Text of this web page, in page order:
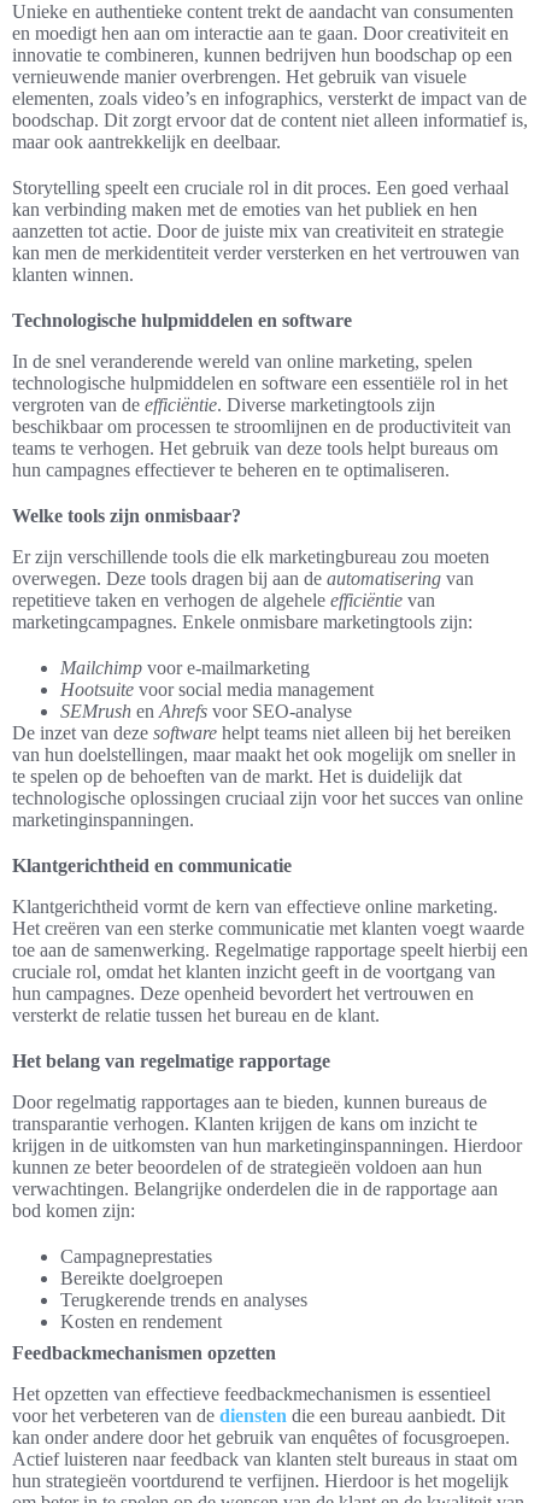
Unieke en authentieke content trekt de aandacht van consumenten
en moedigt hen aan om interactie aan te gaan. Door creativiteit en
innovatie te combineren, kunnen bedrijven hun boodschap op een
vernieuwende manier overbrengen. Het gebruik van visuele
elementen, zoals video’s en infographics, versterkt de impact van de
boodschap. Dit zorgt ervoor dat de content niet alleen informatief is,
maar ook aantrekkelijk en deelbaar.
Storytelling speelt een cruciale rol in dit proces. Een goed verhaal
kan verbinding maken met de emoties van het publiek en hen
aanzetten tot actie. Door de juiste mix van creativiteit en strategie
kan men de merkidentiteit verder versterken en het vertrouwen van
klanten winnen.
Technologische hulpmiddelen en software
In de snel veranderende wereld van online marketing, spelen
technologische hulpmiddelen en software een essentiële rol in het
vergroten van de efficiëntie. Diverse marketingtools zijn
beschikbaar om processen te stroomlijnen en de productiviteit van
teams te verhogen. Het gebruik van deze tools helpt bureaus om
hun campagnes effectiever te beheren en te optimaliseren.
Welke tools zijn onmisbaar?
Er zijn verschillende tools die elk marketingbureau zou moeten
overwegen. Deze tools dragen bij aan de automatisering van
repetitieve taken en verhogen de algehele efficiëntie van
marketingcampagnes. Enkele onmisbare marketingtools zijn:
Mailchimp voor e-mailmarketing
Hootsuite voor social media management
SEMrush en Ahrefs voor SEO-analyse
De inzet van deze software helpt teams niet alleen bij het bereiken
van hun doelstellingen, maar maakt het ook mogelijk om sneller in
te spelen op de behoeften van de markt. Het is duidelijk dat
technologische oplossingen cruciaal zijn voor het succes van online
marketinginspanningen.
Klantgerichtheid en communicatie
Klantgerichtheid vormt de kern van effectieve online marketing.
Het creëren van een sterke communicatie met klanten voegt waarde
toe aan de samenwerking. Regelmatige rapportage speelt hierbij een
cruciale rol, omdat het klanten inzicht geeft in de voortgang van
hun campagnes. Deze openheid bevordert het vertrouwen en
versterkt de relatie tussen het bureau en de klant.
Het belang van regelmatige rapportage
Door regelmatig rapportages aan te bieden, kunnen bureaus de
transparantie verhogen. Klanten krijgen de kans om inzicht te
krijgen in de uitkomsten van hun marketinginspanningen. Hierdoor
kunnen ze beter beoordelen of de strategieën voldoen aan hun
verwachtingen. Belangrijke onderdelen die in de rapportage aan
bod komen zijn:
Campagneprestaties
Bereikte doelgroepen
Terugkerende trends en analyses
Kosten en rendement
Feedbackmechanismen opzetten
Het opzetten van effectieve feedbackmechanismen is essentieel
voor het verbeteren van de diensten die een bureau aanbiedt. Dit
kan onder andere door het gebruik van enquêtes of focusgroepen.
Actief luisteren naar feedback van klanten stelt bureaus in staat om
hun strategieën voortdurend te verfijnen. Hierdoor is het mogelijk